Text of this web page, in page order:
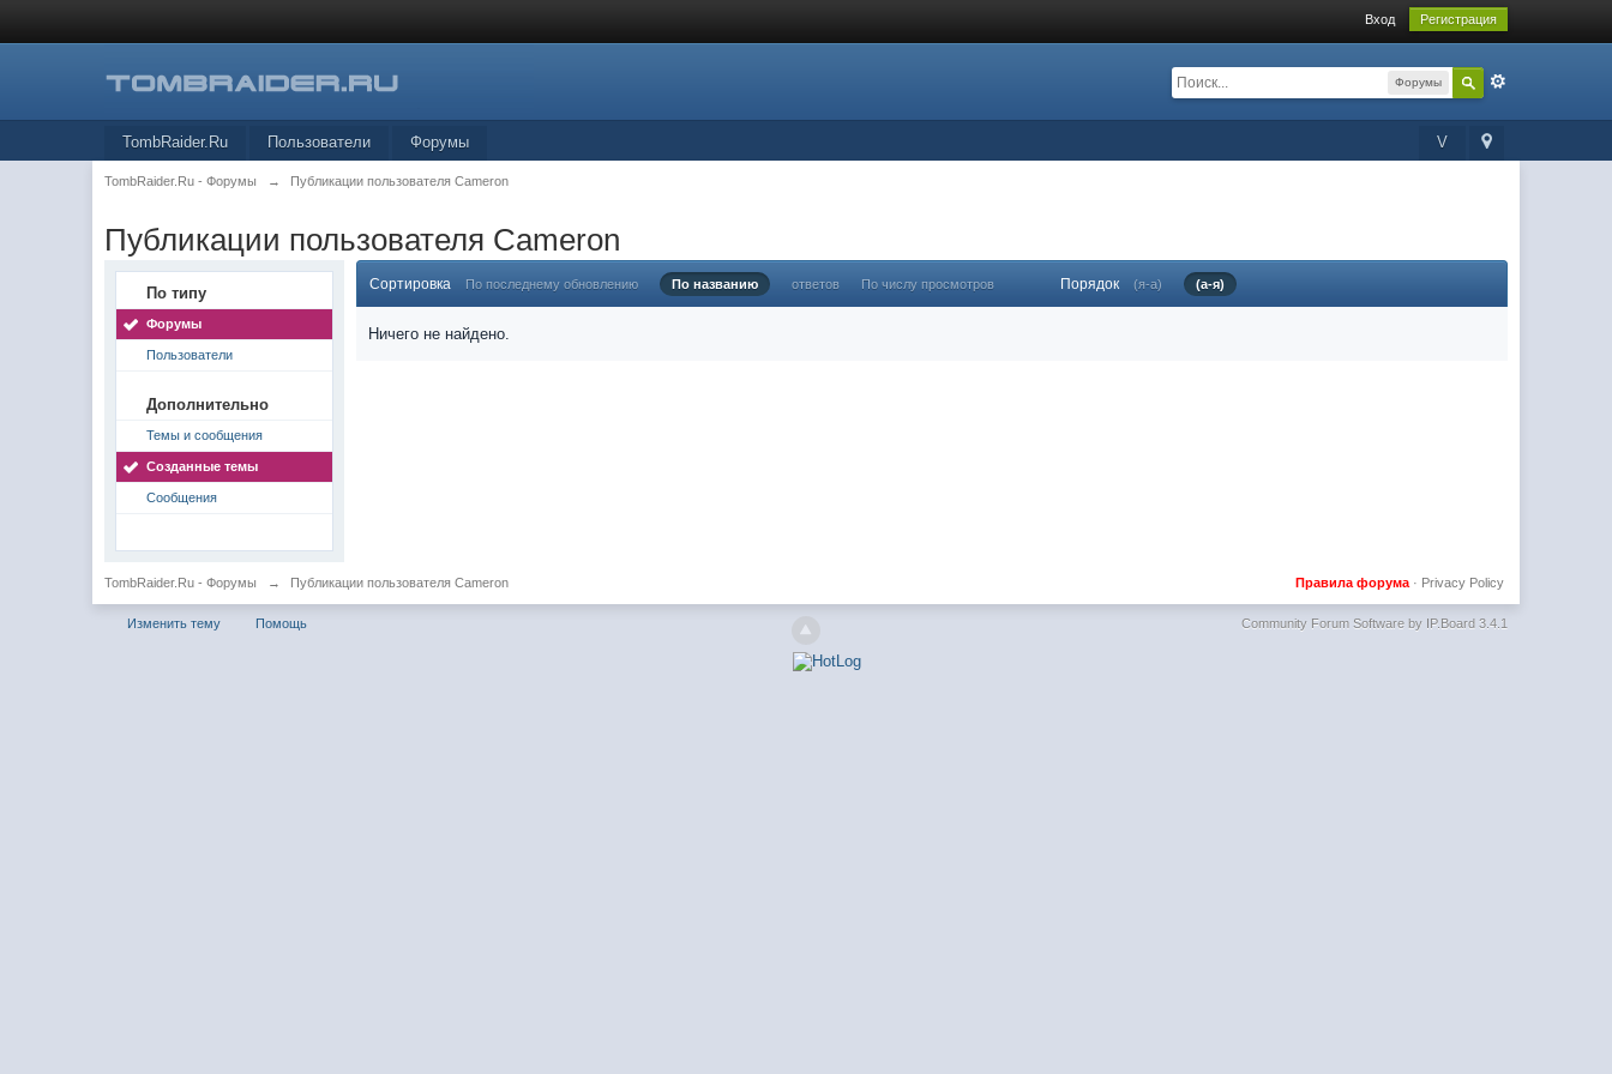
Вход Регистрация
Форумы
V
TombRaider.Ru Пользователи Форумы
TombRaider.Ru - Форумы → Публикации пользователя Cameron
Публикации пользователя Cameron
По типу
Форумы
Пользователи
Дополнительно
Темы и сообщения
Созданные темы
Сообщения
Сортировка По последнему обновлению По названию ответов По числу просмотров Порядок (я-а) (а-я)
Ничего не найдено.
TombRaider.Ru - Форумы → Публикации пользователя Cameron Privacy Policy
Правила форума·
Изменить тему Помощь Community Forum Software by IP.Board 3.4.1